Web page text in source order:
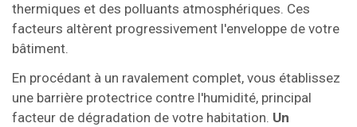
thermiques et des polluants atmosphériques. Ces
facteurs altèrent progressivement l'enveloppe de votre
bâtiment.
En procédant à un ravalement complet, vous établissez
une barrière protectrice contre l'humidité, principal
facteur de dégradation de votre habitation. Un